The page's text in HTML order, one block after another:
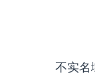
不实名